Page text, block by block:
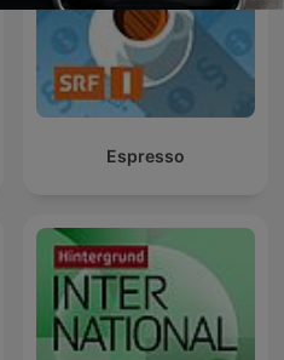
Espresso